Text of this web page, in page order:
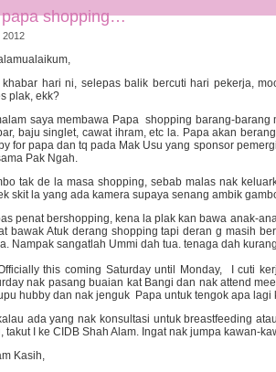
papa shopping…
2012
khabar hari ni, selepas balik bercuti hari pekerja,
plak, ekk?
saya membawa Papa shopping barang-
baju singlet, cawat ihram, etc la. Papa akan
for papa dan tq pada Mak Usu yang sponsor
Pak Ngah.
tak de la masa shopping, sebab malas nak
skit la yang ada kamera supaya senang ambik
penat bershopping, kena la plak kan bawa anak-
bawak Atuk derang shopping tapi deran g masih
Nampak sangatlah Ummi dah tua. tenaga dah
this coming Saturday until Monday, I cuti
nak pasang buaian kat Bangi dan nak attend
hubby dan nak jenguk Papa untuk tengok apa
ada yang nak konsultasi untuk breastfeeding
takut I ke CIDB Shah Alam. Ingat nak jumpa kawan-
Kasih,